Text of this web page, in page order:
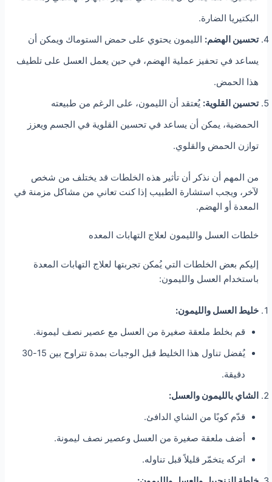
البكتيريا الضارة.
تحسين الهضم: الليمون يحتوي على حمض الستوماك ويمكن أن
يساعد في تحفيز عملية الهضم، في حين يعمل العسل على تلطيف
هذا الحمض.
تحسين القلوية: يُعتقد أن الليمون، على الرغم من طبيعته
الحمضية، يمكن أن يساعد في تحسين القلوية في الجسم ويعزز
توازن الحمض والقلوي.
من المهم أن نذكر أن تأثير هذه الخلطات قد يختلف من شخص
لآخر، ويجب استشارة الطبيب إذا كنت تعاني من مشاكل مزمنة في
المعدة أو الهضم.
خلطات العسل والليمون لعلاج التهابات المعده
إليكم بعض الخلطات التي يُمكن تجربتها لعلاج التهابات المعدة
باستخدام العسل والليمون:
خليط العسل والليمون:
قم بخلط ملعقة صغيرة من العسل مع عصير نصف ليمونة.
يُفضل تناول هذا الخليط قبل الوجبات بمدة تتراوح بين 15-30
دقيقة.
الشاي بالليمون والعسل:
قدّم كوبًا من الشاي الدافئ.
أضف ملعقة صغيرة من العسل وعصير نصف ليمونة.
اتركه يتخمّر قليلاً قبل تناوله.